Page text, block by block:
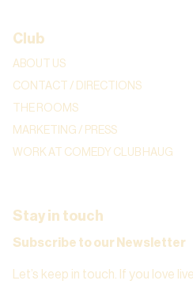
Club
ABOUT US
CONTACT / DIRECTIONS
THE ROOMS
MARKETING / PRESS
WORK AT COMEDY CLUB HAUG
Stay in touch
Subscribe to our Newsletter
Let’s keep in touch. If you love